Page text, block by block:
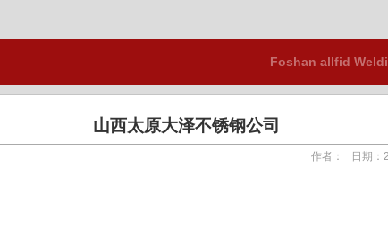
Foshan allfid
山西太原大泽不锈钢公司
作者： 日期：